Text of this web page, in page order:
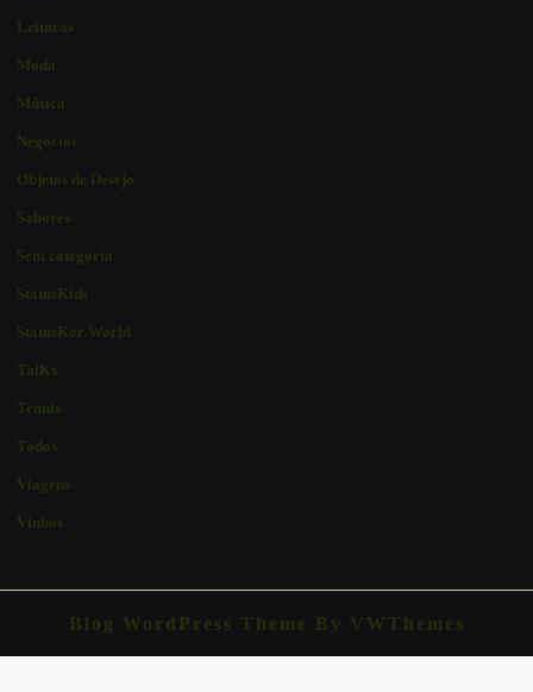
Leituras
Moda
Música
Negócios
Objetos de Desejo
Sabores
Sem categoria
StatusKids
StatusKor World
TalKs
Tennis
Todos
Viagens
Vinhos
Blog WordPress Theme By VWThemes